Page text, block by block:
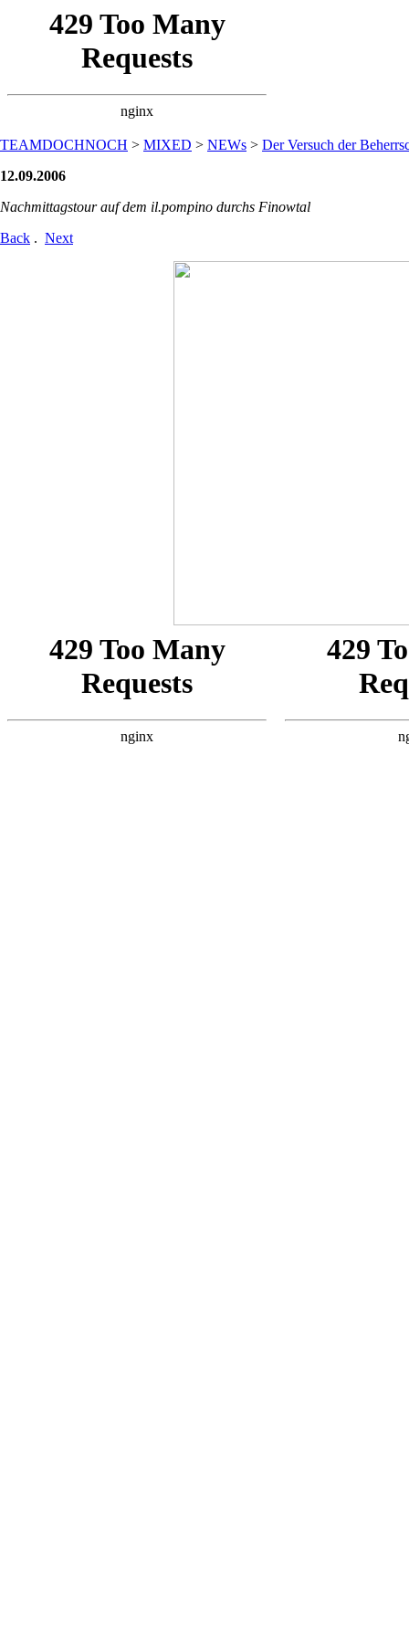
TEAMDOCHNOCH > MIXED > NEWs > Der Versuch der
12.09.2006
Nachmittagstour auf dem il.pompino durchs Finowtal
Back . Next